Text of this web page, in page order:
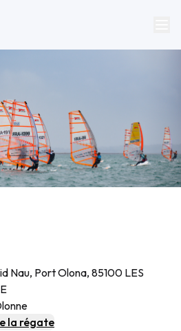
Nau, Port Olona, 85100 LES
la régate